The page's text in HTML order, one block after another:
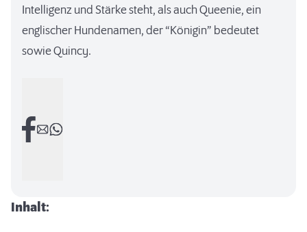
Intelligenz und Stärke steht, als auch Queenie, ein
englischer Hundenamen, der “Königin” bedeutet
sowie Quincy.
Inhalt: